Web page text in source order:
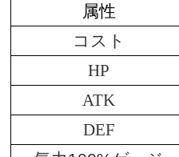
属性
コスト
HP
ATK
DEF